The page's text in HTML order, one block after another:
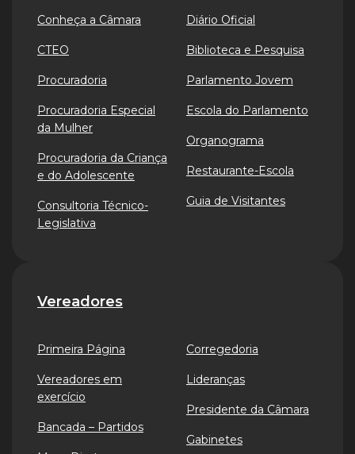
Conheça a Câmara
CTEO
Procuradoria
Procuradoria Especial
da Mulher
Procuradoria da Criança
e do Adolescente
Consultoria Técnico-
Legislativa
Diário Oficial
Biblioteca e Pesquisa
Parlamento Jovem
Escola do Parlamento
Organograma
Restaurante-Escola
Guia de Visitantes
Vereadores
Primeira Página
Vereadores em
exercício
Bancada – Partidos
Corregedoria
Lideranças
Presidente da Câmara
Gabinetes